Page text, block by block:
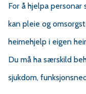
For å hjelpa personar
kan pleie og
heimehjelp i eigen
Du må ha særskild
sjukdom,